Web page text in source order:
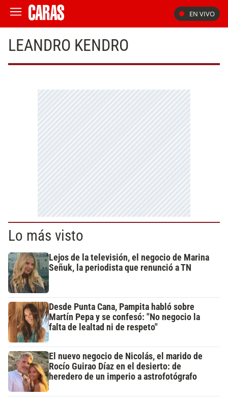
EN VIVO
LEANDRO KENDRO
Lo más visto
Lejos de la televisión, el negocio de Marina
Señuk, la periodista que renunció a TN
Desde Punta Cana, Pampita habló sobre
Martín Pepa y se confesó: "No negocio la
falta de lealtad ni de respeto"
El nuevo negocio de Nicolás, el marido de
Rocío Guirao Díaz en el desierto: de
heredero de un imperio a astrofotógrafo